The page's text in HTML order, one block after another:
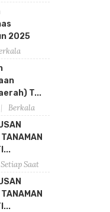
2025
T...
Berkala
Setiap Saat